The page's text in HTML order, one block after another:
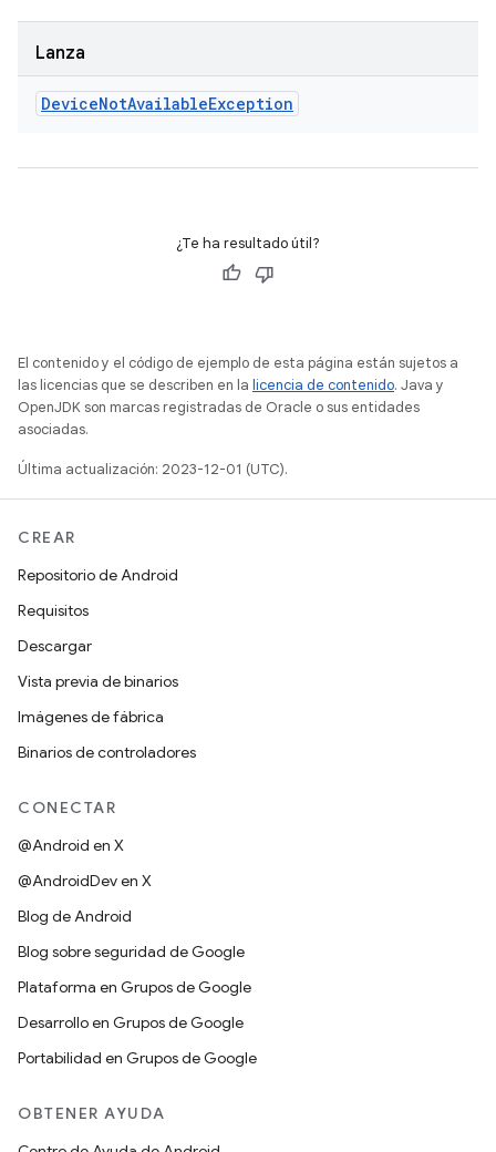
Lanza
DeviceNotAvailableException
¿Te ha resultado útil?
El contenido y el código de ejemplo de esta página están sujetos a
las licencias que se describen en la licencia de contenido. Java y
OpenJDK son marcas registradas de Oracle o sus entidades
asociadas.
Última actualización: 2023-12-01 (UTC).
CREAR
Repositorio de Android
Requisitos
Descargar
Vista previa de binarios
Imágenes de fábrica
Binarios de controladores
CONECTAR
@Android en X
@AndroidDev en X
Blog de Android
Blog sobre seguridad de Google
Plataforma en Grupos de Google
Desarrollo en Grupos de Google
Portabilidad en Grupos de Google
OBTENER AYUDA